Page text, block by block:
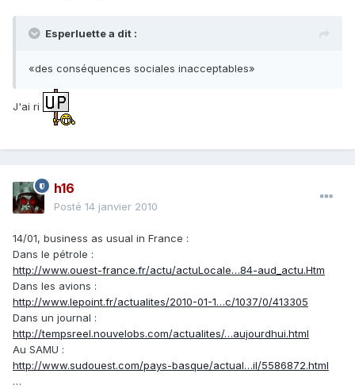
Esperluette a dit :
«des conséquences sociales inacceptables»
J'ai ri
h16
Posté 14 janvier 2010
14/01, business as usual in France :
Dans le pétrole :
http://www.ouest-france.fr/actu/actuLocale…84-aud_actu.Htm
Dans les avions :
http://www.lepoint.fr/actualites/2010-01-1…c/1037/0/413305
Dans un journal :
http://tempsreel.nouvelobs.com/actualites/…aujourdhui.html
Au SAMU :
http://www.sudouest.com/pays-basque/actual…il/5586872.html
…